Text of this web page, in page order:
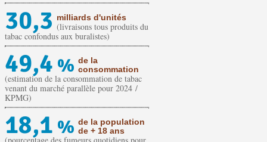
30,3 milliards d'unités
(livraisons tous produits du
tabac confondus aux buralistes)
49,4 % de la
consommation
(estimation de la consommation de tabac
venant du marché parallèle pour 2024 /
KPMG)
18,1 % de la population
de + 18 ans